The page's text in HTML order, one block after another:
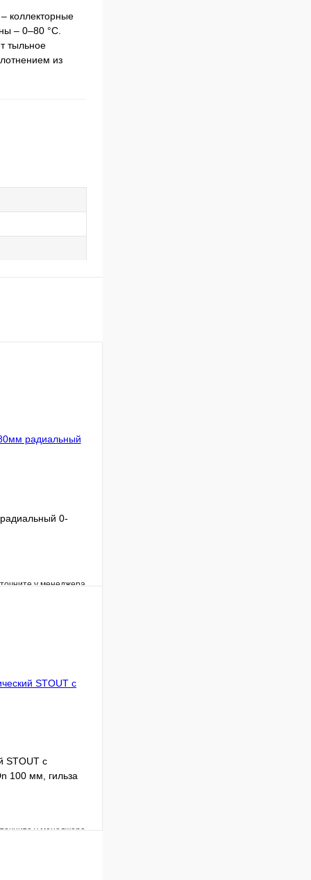
коллекторные
– 0–80 °C.
тыльное
из
0-
у менеджера
STOUT с
100 мм, гильза
у менеджера